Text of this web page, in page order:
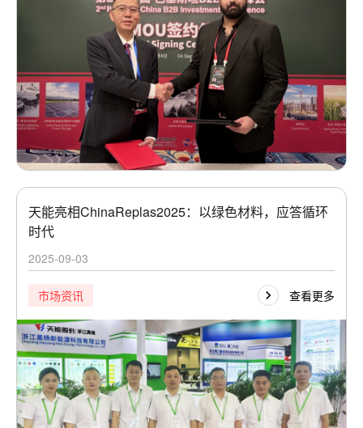
天能亮相ChinaReplas2025：以绿色材料，应答循环
时代
2025-09-03
市场资讯 查看更多